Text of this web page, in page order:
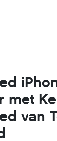
met
van